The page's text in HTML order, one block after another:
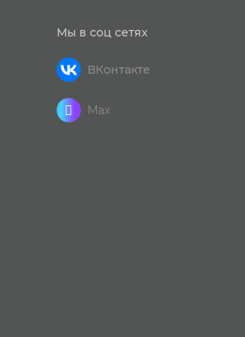
Мы в соц сетях
ВКонтакте